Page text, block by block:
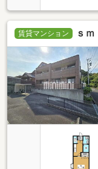
賃貸マンション ｓｍ